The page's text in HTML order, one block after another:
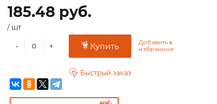
185.48 руб.
/ шт
- + Купить
Быстрый заказ